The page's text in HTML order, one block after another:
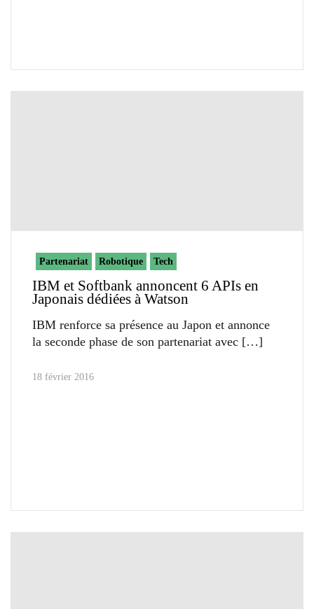
Partenariat Robotique Tech
IBM et Softbank annoncent 6 APIs en
Japonais dédiées à Watson
IBM renforce sa présence au Japon et annonce
la seconde phase de son partenariat avec
18 février 2016